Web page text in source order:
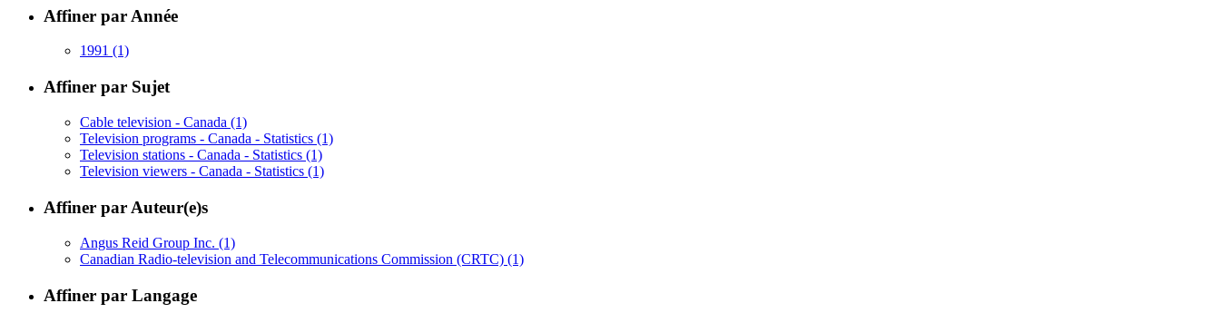
Affiner par Année
1991 (1)
Affiner par Sujet
Cable television - Canada (1)
Television programs - Canada - Statistics (1)
Television stations - Canada - Statistics (1)
Television viewers - Canada - Statistics (1)
Affiner par Auteur(e)s
Angus Reid Group Inc. (1)
Canadian Radio-television and Telecommunications Commission (CRTC) (1)
Affiner par Langage